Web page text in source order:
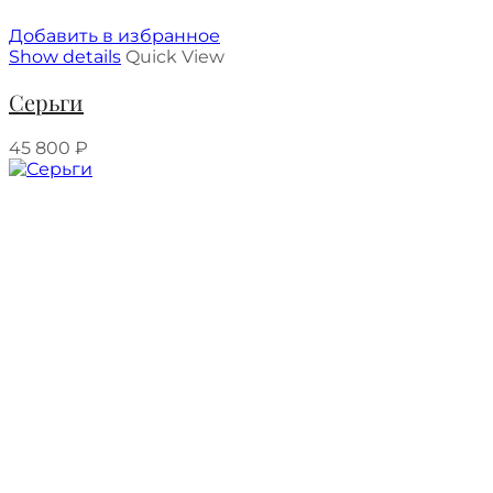
Добавить в избранное
Show details Quick View
Серьги
45 800 ₽